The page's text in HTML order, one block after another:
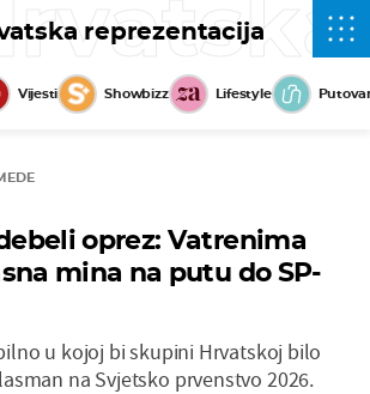
reprezentacija
Vijesti Showbizz Lifestyle
oprez: Vatrenima
mina na putu do SP-
u kojoj bi skupini Hrvatskoj bilo
na Svjetsko prvenstvo 2026.